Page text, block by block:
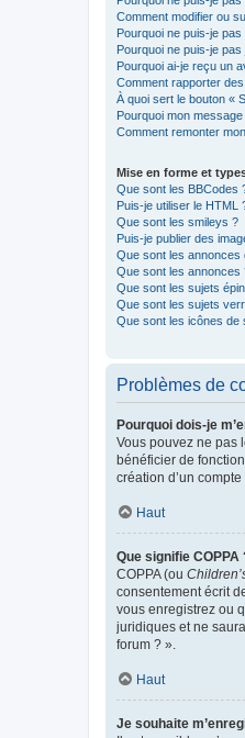
Comment modifier ou
Pourquoi ne puis-je
Pourquoi ne puis-je
Pourquoi ai-je reçu un
Comment rapporter
À quoi sert le bouton «
Pourquoi mon
Comment remonter
Mise en forme et
Que sont les BBCodes
Puis-je utiliser le HTML
Que sont les smileys ?
Puis-je publier des
Que sont les annonces
Que sont les annonces
Que sont les sujets
Que sont les sujets
Que sont les icônes de
Problèmes de
Pourquoi dois-je
Vous pouvez ne pas
bénéficier de
création d’un
Haut
Que signifie COPPA
COPPA (ou
consentement écrit
vous enregistrez ou
juridiques et ne
forum ? ».
Haut
Je souhaite